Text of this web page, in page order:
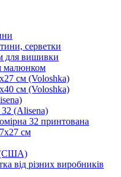
серветки
для вишивки
малюнком
см (Voloshka)
см (Voloshka)
32 (Alisena)
32 принтована
см
(США)
від різних виробників